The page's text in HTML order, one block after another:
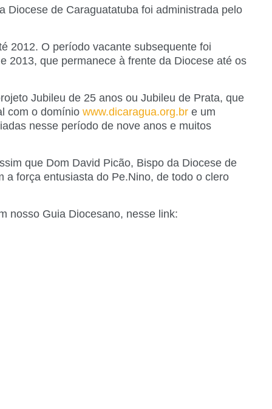
Diocese de Caraguatatuba foi administrada pelo
2012. O período vacante subsequente foi
2013, que permanece à frente da Diocese até os
Jubileu de 25 anos ou Jubileu de Prata, que
com o domínio www.dicaragua.org.br e um
nesse período de nove anos e muitos
que Dom David Picão, Bispo da Diocese de
força entusiasta do Pe.Nino, de todo o clero
nosso Guia Diocesano, nesse link: